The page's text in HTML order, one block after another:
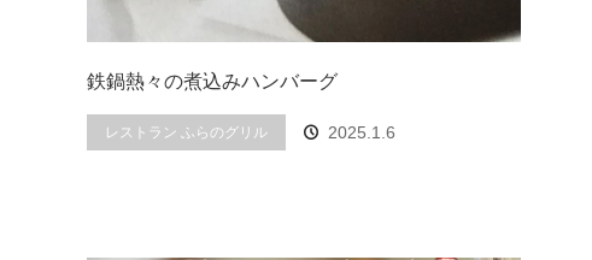
鉄鍋熱々の煮込みハンバーグ
レストラン ふらのグリル 2025.1.6